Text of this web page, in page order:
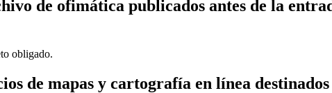
de ofimática publicados antes de la
obligado.
de mapas y cartografía en línea